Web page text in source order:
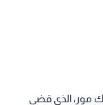
مور، الذي قضى